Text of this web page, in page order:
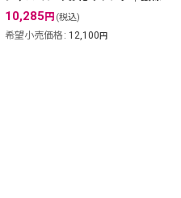
10,285 円 (税込)
希望小売価格 : 12,100円